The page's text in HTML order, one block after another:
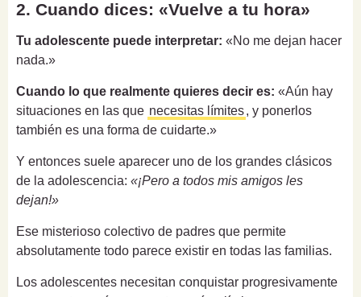
2. Cuando dices: «Vuelve a tu hora»
Tu adolescente puede interpretar: «No me dejan hacer
nada.»
Cuando lo que realmente quieres decir es: «Aún hay
situaciones en las que necesitas límites, y ponerlos
también es una forma de cuidarte.»
Y entonces suele aparecer uno de los grandes clásicos
de la adolescencia: «¡Pero a todos mis amigos les
dejan!»
Ese misterioso colectivo de padres que permite
absolutamente todo parece existir en todas las familias.
Los adolescentes necesitan conquistar progresivamente